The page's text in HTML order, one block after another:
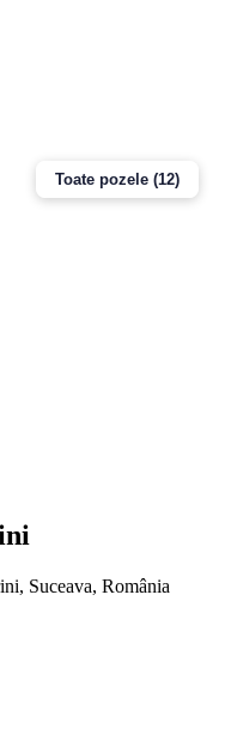
Toate pozele (12)
Suceava, România